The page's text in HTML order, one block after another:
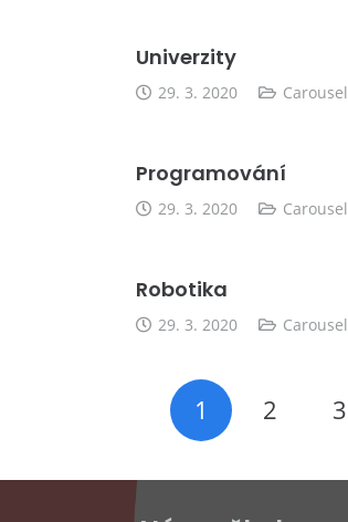
Univerzity
29. 3. 2020 Carousel
Programování
29. 3. 2020 Carousel
Robotika
29. 3. 2020 Carousel
1 2 3